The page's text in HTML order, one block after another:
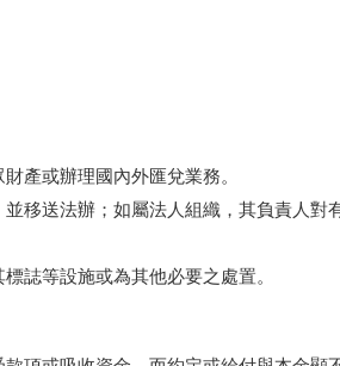
產或辦理國內外匯兌業務。
移送法辦；如屬法人組織，其負責人對
誌等設施或為其他必要之處置。